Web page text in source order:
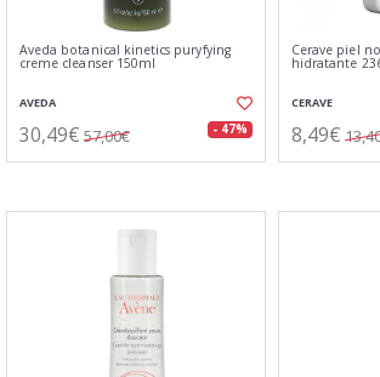
Aveda botanical kinetics puryfying
creme cleanser 150ml
AVEDA
30,49€ 57,00€ - 47%
Cerave piel
hidratante
CERAVE
8,49€